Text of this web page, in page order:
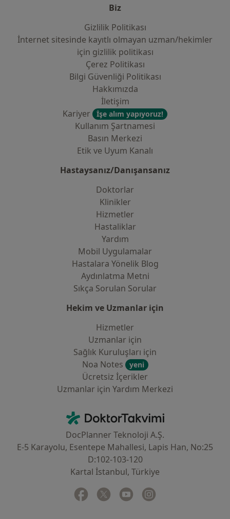
Biz
Gizlilik Politikası
İnternet sitesinde kayıtlı olmayan uzman/hekimler
i̇çin gizlilik politikası
Çerez Politikası
Bilgi Güvenliği Politikası
Hakkımızda
İletişim
Kariyer
İşe alım yapıyoruz!
Kullanım Şartnamesi
Basın Merkezi
Etik ve Uyum Kanalı
Hastaysanız/Danışansanız
Doktorlar
Klinikler
Hizmetler
Hastaliklar
Yardım
Mobil Uygulamalar
Hastalara Yönelik Blog
Aydınlatma Metni
Sıkça Sorulan Sorular
Hekim ve Uzmanlar için
Hizmetler
Uzmanlar için
Sağlık Kuruluşları için
Noa Notes
yeni
Ücretsiz İçerikler
Uzmanlar için Yardım Merkezi
DoktorTakvimi - Ana Sayfa
DocPlanner Teknoloji A.Ş.
E-5 Karayolu, Esentepe Mahallesi, Lapis Han, No:25
D:102-103-120
Kartal İstanbul, Türkiye
Facebook
yeni bir sekmede açılır
Twitter
yeni bir sekmede açılır
Youtube
yeni bir sekmede açılır